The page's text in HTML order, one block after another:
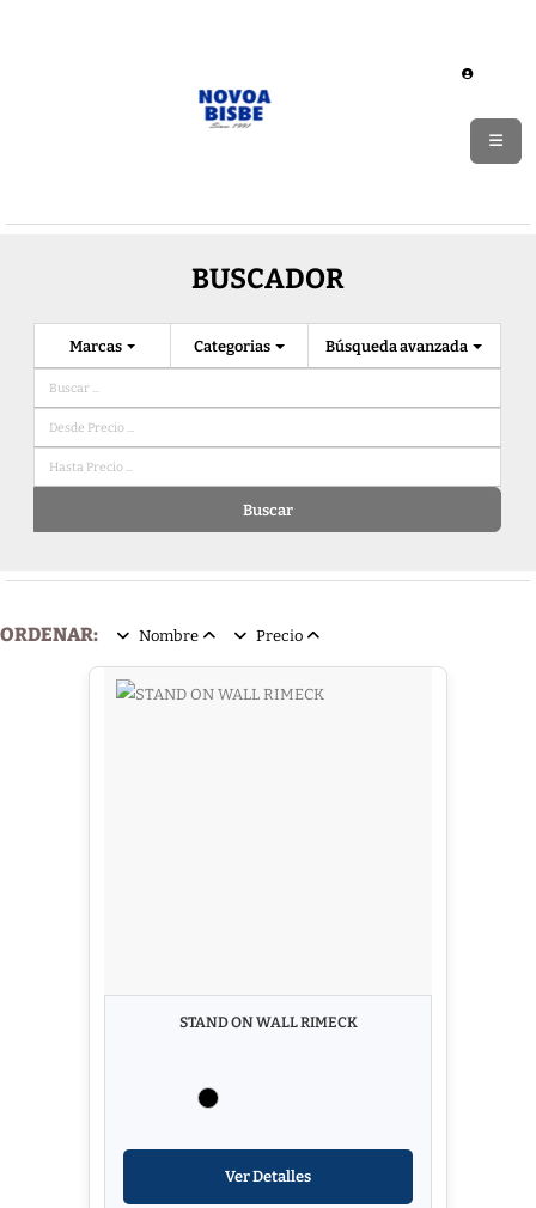
BUSCADOR
Categorias
Marcas Búsqueda avanzada
Buscar
ORDENAR: Nombre Precio
STAND ON WALL RIMECK
Ver Detalles